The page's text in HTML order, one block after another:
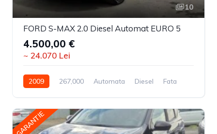
10
FORD S-MAX 2.0 Diesel Automat EURO 5
4.500,00 €
~ 24.070 Lei
2009 267,000 Automata Diesel Fata
GARANTIE